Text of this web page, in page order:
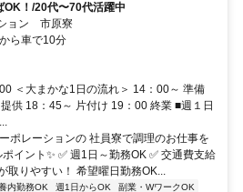
OK！/20代〜70代活躍中
ョン 市原寮
ら車で10分
＜大まかな1日の流れ＞ 14：00～ 準備
供 18：45～ 片付け 19：00 終業 ■週１日
ポレーションの 社員寮で調理のお仕事を
イント✨ ✅ 週1日～勤務OK ✅ 交通費支給
取りやすい！ 希望曜日勤務OK...
内勤務OK 週1日からOK
副業・WワークOK